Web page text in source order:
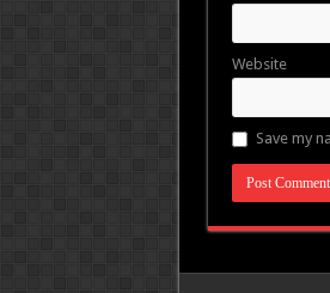
Website
Save my